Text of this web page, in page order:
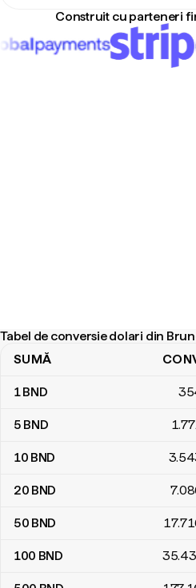
Construit cu parteneri
Tabel de conversie dolari din
Tabel de conversie dolari din
SUMĂ
1BND
5 BND
10 BND
20 BND
50 BND
100 BND